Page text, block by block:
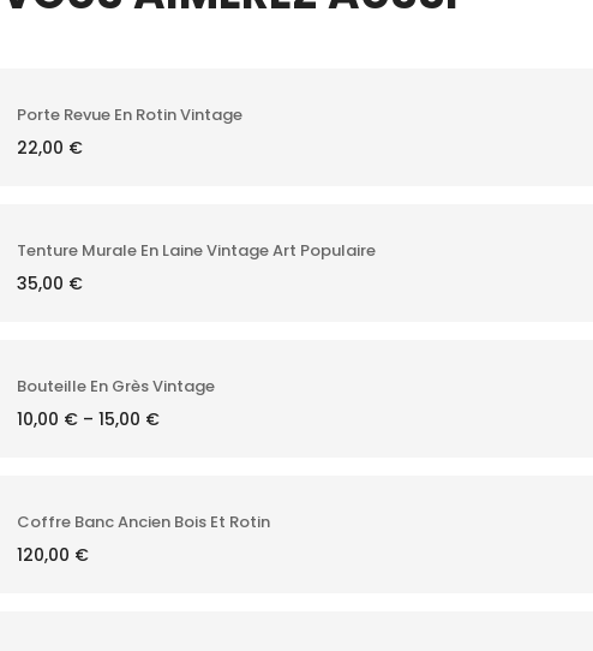
Porte Revue En Rotin Vintage
22,00 €
Tenture Murale En Laine Vintage Art Populaire
35,00 €
Bouteille En Grès Vintage
10,00 €– 15,00 €
Coffre Banc Ancien Bois Et Rotin
120,00 €